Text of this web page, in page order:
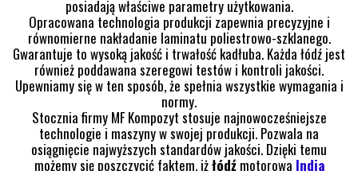
posiadają właściwe parametry użytkowania.
Opracowana technologia produkcji zapewnia precyzyjne i
równomierne nakładanie laminatu poliestrowo-szklanego.
Gwarantuje to wysoką jakość i trwałość kadłuba. Każda łódź jest
również poddawana szeregowi testów i kontroli jakości.
Upewniamy się w ten sposób, że spełnia wszystkie wymagania i
normy.
Stocznia firmy MF Kompozyt stosuje najnowocześniejsze
technologie i maszyny w swojej produkcji. Pozwala na
osiągnięcie najwyższych standardów jakości. Dzięki temu
możemy się poszczycić faktem, iżłódźmotorowa India